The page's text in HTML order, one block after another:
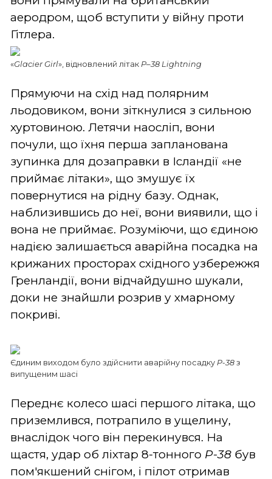
аеродром, щоб вступити у війну проти
Гітлера.
«Glacier Girl», відновлений літак P–38 Lightning
Прямуючи на схід над полярним
льодовиком, вони зіткнулися з сильною
хуртовиною. Летячи наосліп, вони
почули, що їхня перша запланована
зупинка для дозаправки в Ісландії «не
приймає літаки», що змушує їх
повернутися на рідну базу. Однак,
наблизившись до неї, вони виявили, що і
вона не приймає. Розуміючи, що єдиною
надією залишається аварійна посадка на
крижаних просторах східного узбережжя
Гренландії, вони відчайдушно шукали,
доки не знайшли розрив у хмарному
покриві.
Єдиним виходом було здійснити аварійну посадку P-38з
випущеним шасі
Переднє колесо шасі першого літака, що
приземлився, потрапило в ущелину,
внаслідок чого він перекинувся. На
щастя, удар об ліхтар 8-тонного P-38 був
пом'якшений снігом, і пілот отримав